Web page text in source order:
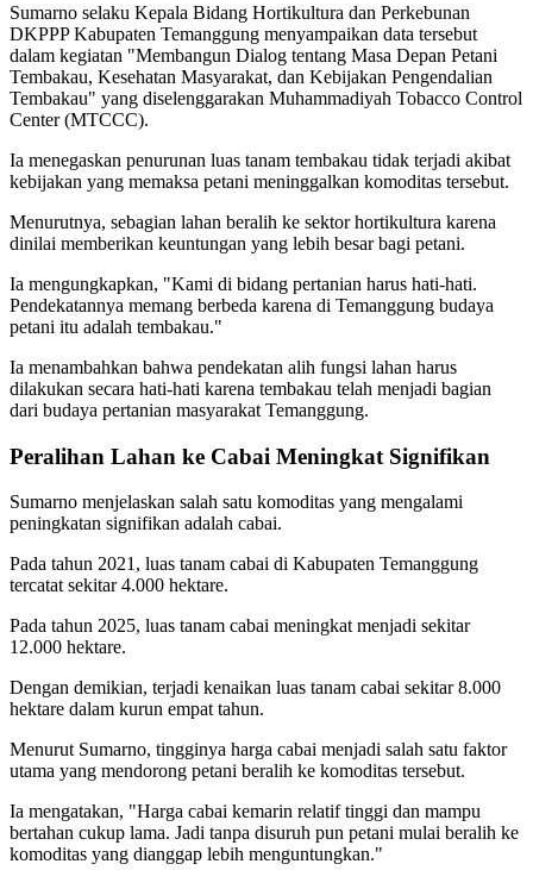
Sumarno selaku Kepala Bidang Hortikultura dan Perkebunan
DKPPP Kabupaten Temanggung menyampaikan data tersebut
dalam kegiatan "Membangun Dialog tentang Masa Depan Petani
Tembakau, Kesehatan Masyarakat, dan Kebijakan Pengendalian
Tembakau" yang diselenggarakan Muhammadiyah Tobacco Control
Center (MTCCC).
Ia menegaskan penurunan luas tanam tembakau tidak terjadi akibat
kebijakan yang memaksa petani meninggalkan komoditas tersebut.
Menurutnya, sebagian lahan beralih ke sektor hortikultura karena
dinilai memberikan keuntungan yang lebih besar bagi petani.
Ia mengungkapkan, "Kami di bidang pertanian harus hati-hati.
Pendekatannya memang berbeda karena di Temanggung budaya
petani itu adalah tembakau."
Ia menambahkan bahwa pendekatan alih fungsi lahan harus
dilakukan secara hati-hati karena tembakau telah menjadi bagian
dari budaya pertanian masyarakat Temanggung.
Peralihan Lahan ke Cabai Meningkat Signifikan
Sumarno menjelaskan salah satu komoditas yang mengalami
peningkatan signifikan adalah cabai.
Pada tahun 2021, luas tanam cabai di Kabupaten Temanggung
tercatat sekitar 4.000 hektare.
Pada tahun 2025, luas tanam cabai meningkat menjadi sekitar
12.000 hektare.
Dengan demikian, terjadi kenaikan luas tanam cabai sekitar 8.000
hektare dalam kurun empat tahun.
Menurut Sumarno, tingginya harga cabai menjadi salah satu faktor
utama yang mendorong petani beralih ke komoditas tersebut.
Ia mengatakan, "Harga cabai kemarin relatif tinggi dan mampu
bertahan cukup lama. Jadi tanpa disuruh pun petani mulai beralih ke
komoditas yang dianggap lebih menguntungkan."